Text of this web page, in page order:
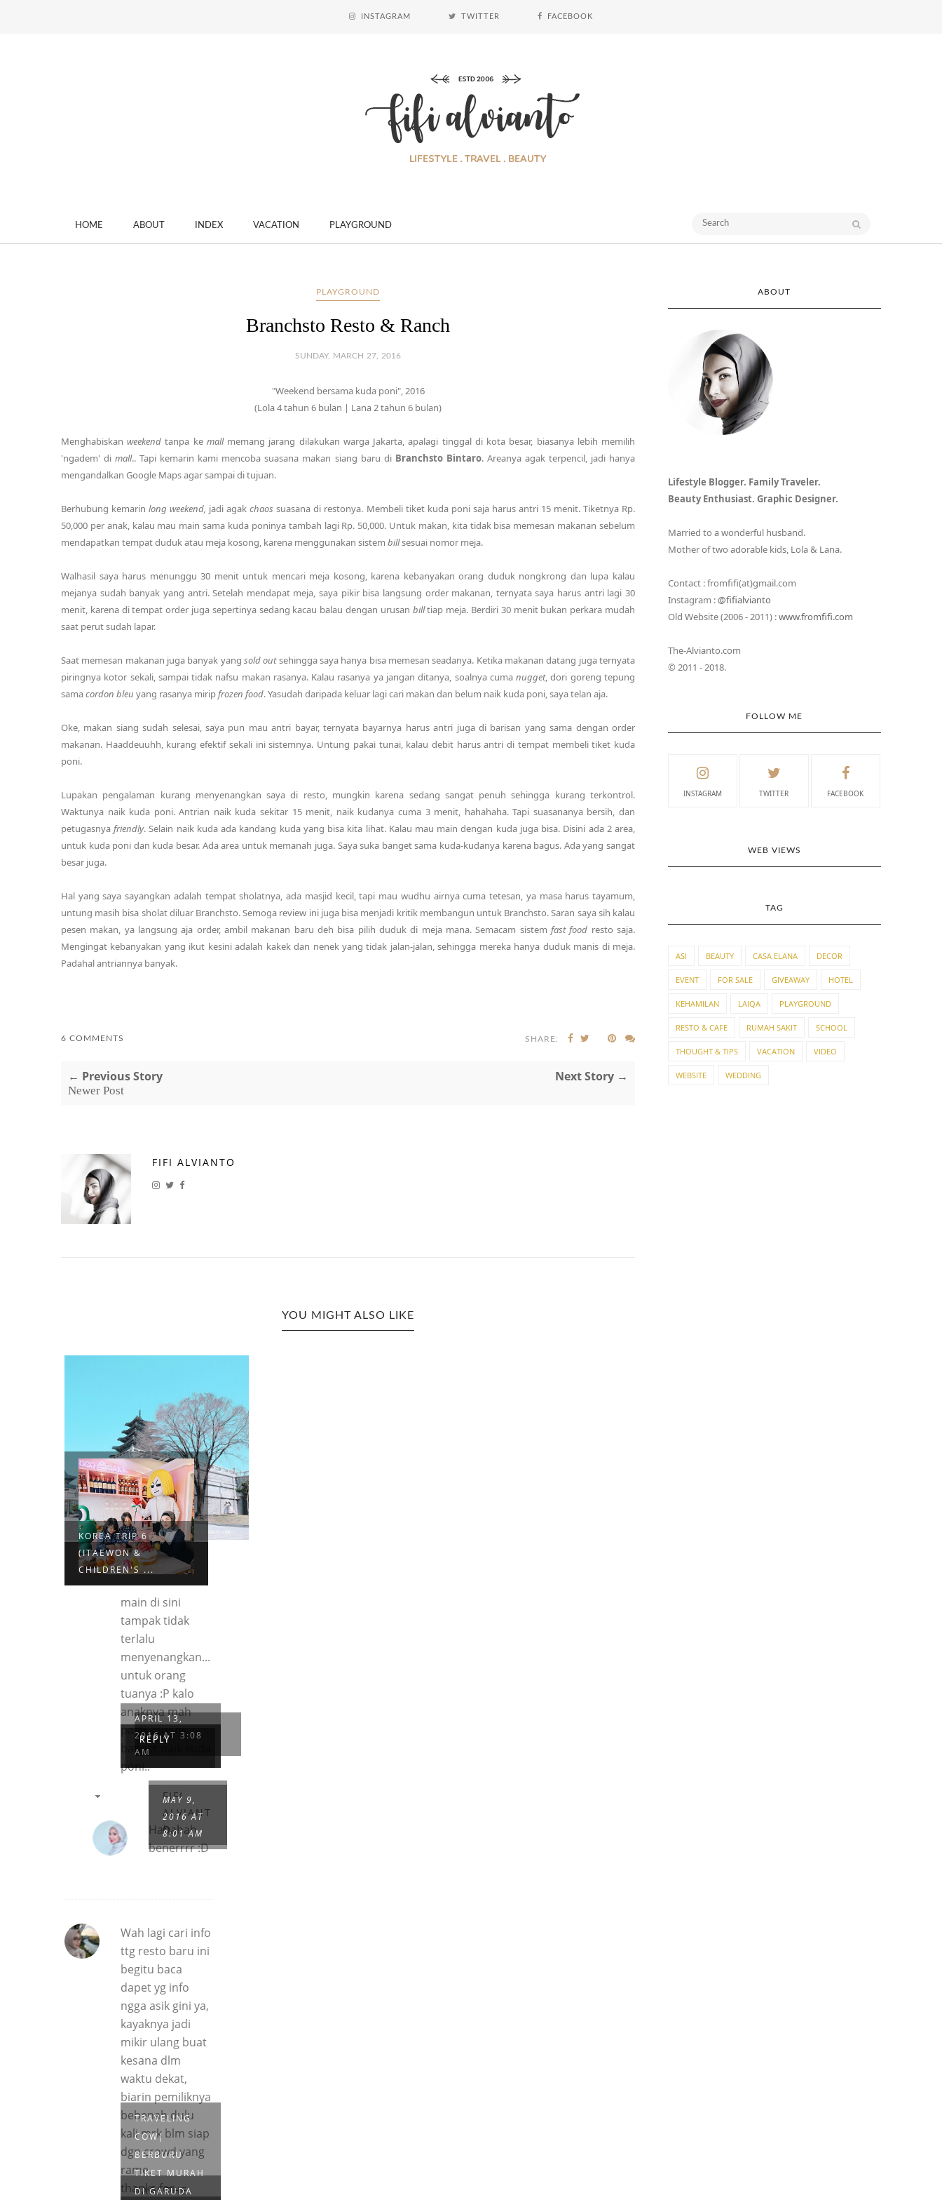
INSTAGRAM TWITTER FACEBOOK
HOME ABOUT INDEX VACATION PLAYGROUND
PLAYGROUND
Branchsto Resto & Ranch
SUNDAY, MARCH 27, 2016
"Weekend bersama kuda poni", 2016
(Lola 4 tahun 6 bulan | Lana 2 tahun 6 bulan)
Menghabiskanweekend tanpa ke mallmemang jarang dilakukan warga Jakarta, apalagi tinggal di kota besar, biasanya lebih memilih
'ngadem' dimall.. Tapi kemarin kami mencoba suasana makan siang baru di Branchsto Bintaro. Areanya agak terpencil, jadi hanya
mengandalkan Google Maps agar sampai di tujuan.
Berhubung kemarinlong weekend, jadi agakchaos suasana di restonya. Membeli tiket kuda poni saja harus antri 15 menit. Tiketnya Rp.
50,000 per anak, kalau mau main sama kuda poninya tambah lagi Rp. 50,000. Untuk makan, kita tidak bisa memesan makanan sebelum
mendapatkan tempat duduk atau meja kosong, karena menggunakan sistem billsesuai nomor meja.
Walhasil saya harus menunggu 30 menit untuk mencari meja kosong, karena kebanyakan orang duduk nongkrong dan lupa kalau
mejanya sudah banyak yang antri. Setelah mendapat meja, saya pikir bisa langsung order makanan, ternyata saya harus antri lagi 30
menit, karena di tempat order juga sepertinya sedang kacau balau dengan urusan billtiap meja. Berdiri 30 menit bukan perkara mudah
saat perut sudah lapar.
Saat memesan makanan juga banyak yang sold outsehingga saya hanya bisa memesan seadanya. Ketika makanan datang juga ternyata
piringnya kotor sekali, sampai tidak nafsu makan rasanya. Kalau rasanya ya jangan ditanya, soalnya cumanugget, dori goreng tepung
samacordon bleu yang rasanya miripfrozen food. Yasudah daripada keluar lagi cari makan dan belum naik kuda poni, saya telan aja.
Oke, makan siang sudah selesai, saya pun mau antri bayar, ternyata bayarnya harus antri juga di barisan yang sama dengan order
makanan. Haaddeuuhh, kurang efektif sekali ini sistemnya. Untung pakai tunai, kalau debit harus antri di tempat membeli tiket kuda
poni.
Lupakan pengalaman kurang menyenangkan saya di resto, mungkin karena sedang sangat penuh sehingga kurang terkontrol.
Waktunya naik kuda poni. Antrian naik kuda sekitar 15 menit, naik kudanya cuma 3 menit, hahahaha. Tapi suasananya bersih, dan
petugasnyafriendly. Selain naik kuda ada kandang kuda yang bisa kita lihat. Kalau mau main dengan kuda juga bisa. Disini ada 2 area,
untuk kuda poni dan kuda besar. Ada area untuk memanah juga. Saya suka banget sama kuda-kudanya karena bagus. Ada yang sangat
besar juga.
Hal yang saya sayangkan adalah tempat sholatnya, ada masjid kecil, tapi mau wudhu airnya cuma tetesan, ya masa harus tayamum,
untung masih bisa sholat diluar Branchsto. Semoga review ini juga bisa menjadi kritik membangun untuk Branchsto. Saran saya sih kalau
pesen makan, ya langsung aja order, ambil makanan baru deh bisa pilih duduk di meja mana. Semacam sistem fast food resto saja.
Mengingat kebanyakan yang ikut kesini adalah kakek dan nenek yang tidak jalan-jalan, sehingga mereka hanya duduk manis di meja.
Padahal antriannya banyak.
6 COMMENTS SHARE:
← Previous Story
Newer Post
Next Story →
FIFI ALVIANTO
YOU MIGHT ALSO LIKE
KOREA TRIP 6
(ITAEWON &
CHILDREN'S ...
PIPIT
APRIL 13,
2016 AT 3:08
AM
main di sini
tampak tidak
terlalu
menyenangkan...
untuk orang
tuanya :P kalo
anaknya mah
pasti seneng
banget naik kuda
poni..
REPLY
FIFI
ALVIANT
O
MAY 9,
2016 AT
8:01 AM
Hahahah
benerrrr :D
VARI THE
Wah lagi cari info
ttg resto baru ini
begitu baca
dapet yg info
ngga asik gini ya,
kayaknya jadi
mikir ulang buat
kesana dlm
waktu dekat,
biarin pemiliknya
bebenah dulu
kali mrk blm siap
dgn crowd yang
rame..
thanks for
TRAVELING
COW|
BERBURU
TIKET MURAH
DI GARUDA
ABOUT
Lifestyle Blogger. Family Traveler.
Beauty Enthusiast. Graphic Designer.
Married to a wonderful husband.
Mother of two adorable kids, Lola & Lana.
Contact : fromfifi(at)gmail.com
Instagram :@fifialvianto
Old Website (2006 - 2011) :www.fromfifi.com
The-Alvianto.com
© 2011 - 2018.
FOLLOW ME
INSTAGRAM TWITTER FACEBOOK
WEB VIEWS
TAG
ASI BEAUTY CASA ELANA DECOR
EVENT FOR SALE GIVEAWAY HOTEL
KEHAMILAN LAIQA PLAYGROUND
RESTO & CAFE RUMAH SAKIT SCHOOL
THOUGHT & TIPS VACATION VIDEO
WEBSITE WEDDING